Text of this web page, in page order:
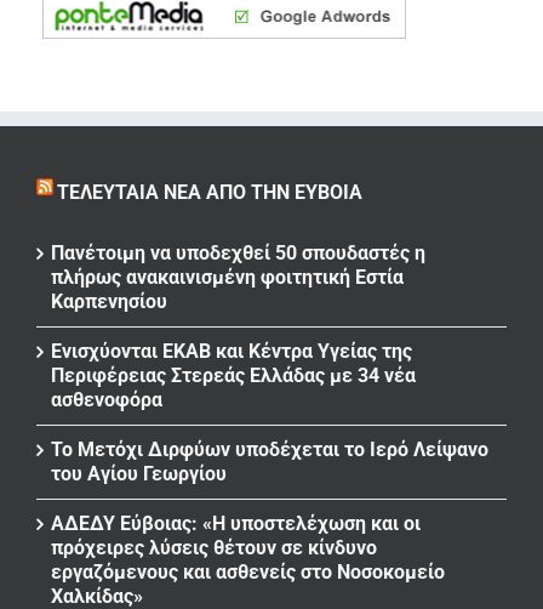
ΤΕΛΕΥΤΑΊΑ ΝΈΑ ΑΠΌ ΤΗΝ ΕΎΒΟΙΑ
Πανέτοιμη να υποδεχθεί 50 σπουδαστές η
πλήρως ανακαινισμένη φοιτητική Εστία
Καρπενησίου
Ενισχύονται ΕΚΑΒ και Κέντρα Υγείας της
Περιφέρειας Στερεάς Ελλάδας με 34 νέα
ασθενοφόρα
Το Μετόχι Διρφύων υποδέχεται το Ιερό Λείψανο
του Αγίου Γεωργίου
ΑΔΕΔΥ Εύβοιας: «Η υποστελέχωση και οι
πρόχειρες λύσεις θέτουν σε κίνδυνο
εργαζόμενους και ασθενείς στο Νοσοκομείο
Χαλκίδας»